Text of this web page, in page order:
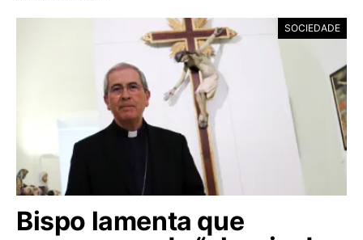
SOCIEDADE
Bispo lamenta que